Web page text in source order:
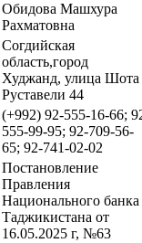
Обидова Машхура
Рахматовна
Согдийская
область,город
Худжанд, улица Шота
Руставели 44
(+992) 92-555-16-66;
555-99-95; 92-709-56-
65; 92-741-02-02
Постановление
Правления
Национального банка
Таджикистана от
16.05.2025 г, №63